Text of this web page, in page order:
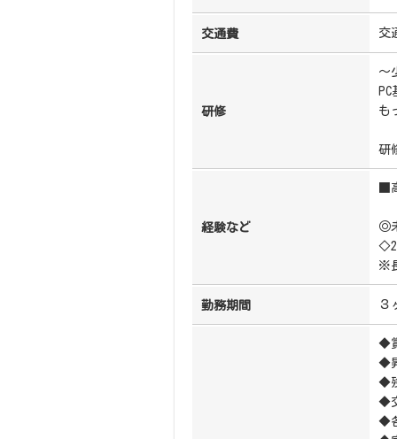
交通費 交
研修
～
も
研
経験など
■
◎
※
勤務期間 ３
◆
◆
◆
◆
◆